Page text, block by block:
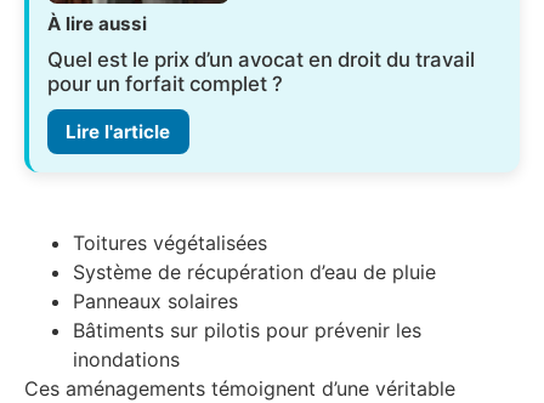
À lire aussi
Quel est le prix d’un avocat en droit du travail
pour un forfait complet ?
Lire l'article
Toitures végétalisées
Système de récupération d’eau de pluie
Panneaux solaires
Bâtiments sur pilotis pour prévenir les
inondations
Ces aménagements témoignent d’une véritable